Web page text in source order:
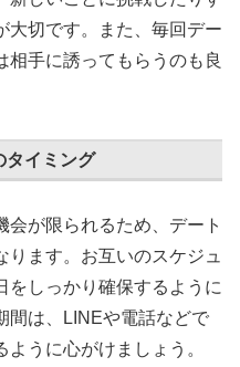
大切です。また、毎回デー
相手に誘ってもらうのも良
タイミング
が限られるため、デート
ます。お互いのスケジュ
をしっかり確保するように
間は、LINEや電話などで
うに心がけましょう。